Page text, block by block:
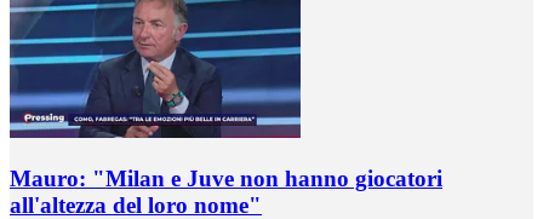
Mauro: "Milan e Juve non hanno giocatori
all'altezza del loro nome"